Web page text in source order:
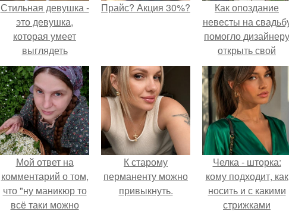
Стильная девушка -
это девушка,
которая умеет
выглядеть
привлекательно и
элегантно в любои
ситуации.
Прайс? Акция 30%?
Как опоздание
невесты на
помогло дизайнеру
открыть свой
бренд.
Мой ответ на
комментарий о том,
что "ну маникюр то
всё таки можно
К старому
перманенту можно
привыкнуть.
Челка - шторка:
кому подходит, как
носить и с какими
стрижками